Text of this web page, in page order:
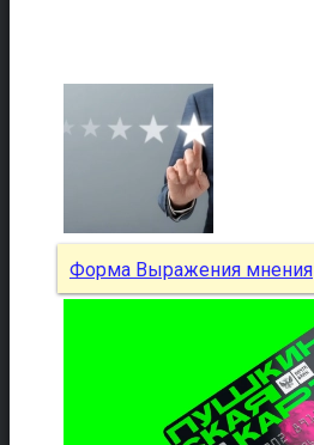
Форма Выражения мнения